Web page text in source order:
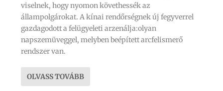
viselnek, hogy nyomon követhessék az
állampolgárokat. A kínai rendőrségnek új fegyverrel
gazdagodott a felügyeleti arzenálja:olyan
napszemüveggel, melyben beépített arcfelismerő
rendszer van.
OLVASS TOVÁBB